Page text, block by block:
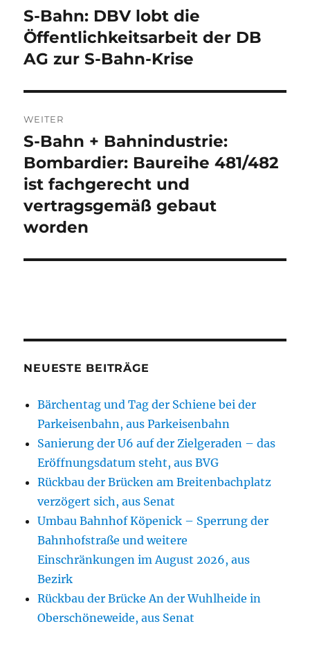
Vorheriger
Beitrag:
S-Bahn: DBV lobt die
Öffentlichkeitsarbeit der DB
AG zur S-Bahn-Krise
WEITER
Nächster
Beitrag:
S-Bahn + Bahnindustrie:
Bombardier: Baureihe 481/482
ist fachgerecht und
vertragsgemäß gebaut
worden
NEUESTE BEITRÄGE
Bärchentag und Tag der Schiene bei der
Parkeisenbahn, aus Parkeisenbahn
Sanierung der U6 auf der Zielgeraden – das
Eröffnungsdatum steht, aus BVG
Rückbau der Brücken am Breitenbachplatz
verzögert sich, aus Senat
Umbau Bahnhof Köpenick – Sperrung der
Bahnhofstraße und weitere
Einschränkungen im August 2026, aus
Bezirk
Rückbau der Brücke An der Wuhlheide in
Oberschöneweide, aus Senat